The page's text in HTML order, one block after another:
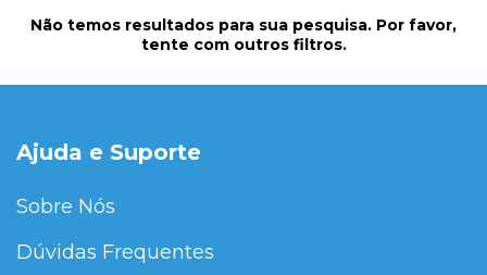
Não temos resultados para sua pesquisa. Por favor,
tente com outros filtros.
Ajuda e Suporte
Sobre Nós
Dúvidas Frequentes